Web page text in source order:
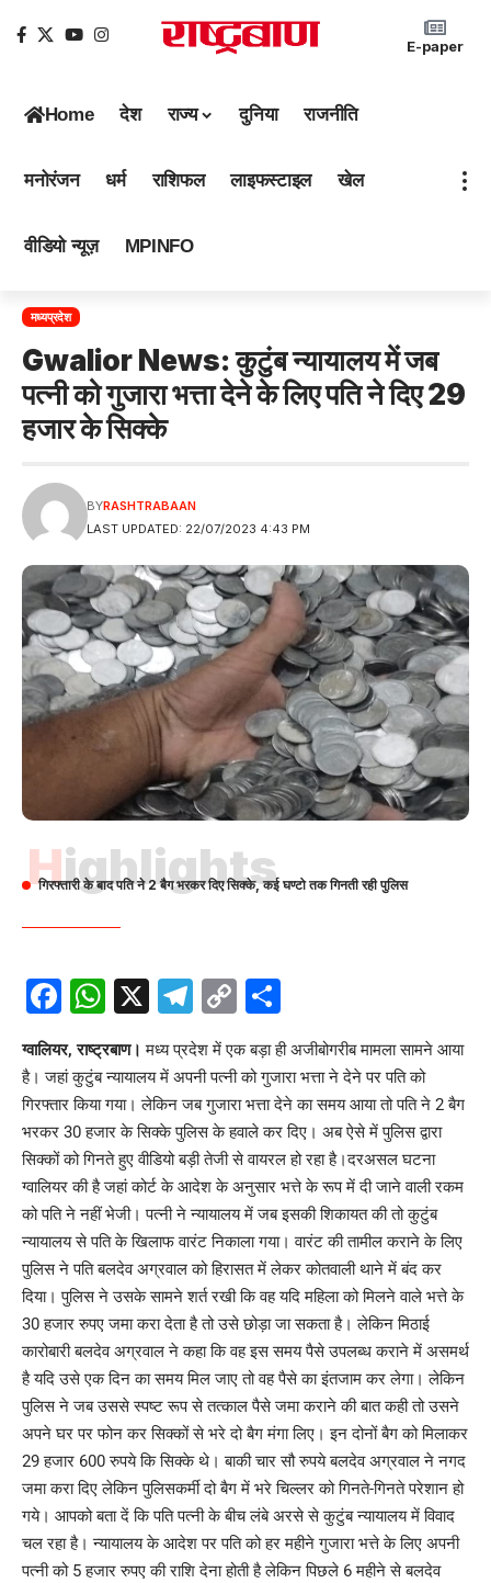
E-paper
Home देश राज्य दुनिया राजनीति
मनोरंजन धर्म राशिफल लाइफस्टाइल खेल
वीडियो न्यूज़ MPINFO
मध्यप्रदेश
Gwalior News: कुटुंब न्यायालय में जब
पत्नी को गुजारा भत्ता देने के लिए पति ने दिए 29
हजार के सिक्के
LAST UPDATED: 22/07/2023 4:43 PM
BYRASHTRABAAN
Highlights
गिरफ्तारी के बाद पति ने 2 बैग भरकर दिए सिक्के, कई घण्टो तक गिनती रही पुलिस
Facebook
WhatsApp
X Telegram
Copy
Link
ग्वालियर, राष्ट्रबाण। मध्य प्रदेश में एक बड़ा ही अजीबोगरीब मामला सामने आया
है। जहां कुटुंब न्यायालय में अपनी पत्नी को गुजारा भत्ता ने देने पर पति को
गिरफ्तार किया गया। लेकिन जब गुजारा भत्ता देने का समय आया तो पति ने 2 बैग
भरकर 30 हजार के सिक्के पुलिस के हवाले कर दिए। अब ऐसे में पुलिस द्वारा
सिक्कों को गिनते हुए वीडियो बड़ी तेजी से वायरल हो रहा है।दरअसल घटना
ग्वालियर की है जहां कोर्ट के आदेश के अनुसार भत्ते के रूप में दी जाने वाली रकम
को पति ने नहीं भेजी। पत्नी ने न्यायालय में जब इसकी शिकायत की तो कुटुंब
न्यायालय से पति के खिलाफ वारंट निकाला गया। वारंट की तामील कराने के लिए
पुलिस ने पति बलदेव अग्रवाल को हिरासत में लेकर कोतवाली थाने में बंद कर
दिया। पुलिस ने उसके सामने शर्त रखी कि वह यदि महिला को मिलने वाले भत्ते के
30 हजार रुपए जमा करा देता है तो उसे छोड़ा जा सकता है। लेकिन मिठाई
कारोबारी बलदेव अग्रवाल ने कहा कि वह इस समय पैसे उपलब्ध कराने में असमर्थ
है यदि उसे एक दिन का समय मिल जाए तो वह पैसे का इंतजाम कर लेगा। लेकिन
पुलिस ने जब उससे स्पष्ट रूप से तत्काल पैसे जमा कराने की बात कही तो उसने
अपने घर पर फोन कर सिक्कों से भरे दो बैग मंगा लिए। इन दोनों बैग को मिलाकर
29 हजार 600 रुपये कि सिक्के थे। बाकी चार सौ रुपये बलदेव अग्रवाल ने नगद
जमा करा दिए लेकिन पुलिसकर्मी दो बैग में भरे चिल्लर को गिनते-गिनते परेशान हो
गये। आपको बता दें कि पति पत्नी के बीच लंबे अरसे से कुटुंब न्यायालय में विवाद
चल रहा है। न्यायालय के आदेश पर पति को हर महीने गुजारा भत्ते के लिए अपनी
पत्नी को 5 हजार रुपए की राशि देना होती है लेकिन पिछले 6 महीने से बलदेव